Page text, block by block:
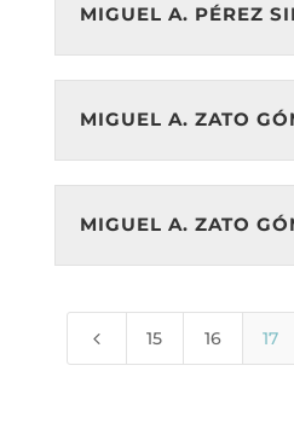
MIGUEL A. PÉREZ
MIGUEL A. ZATO
MIGUEL A. ZATO
4 15 16 17